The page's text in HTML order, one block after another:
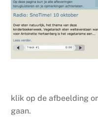
klik op de afbeelding
gaan.